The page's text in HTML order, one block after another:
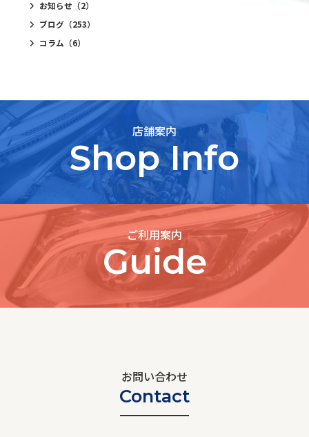
お知らせ （2）
ブログ（253）
コラム （6）
店舗案内
Shop Info
ご利用案内
Guide
お問い合わせ
Contact